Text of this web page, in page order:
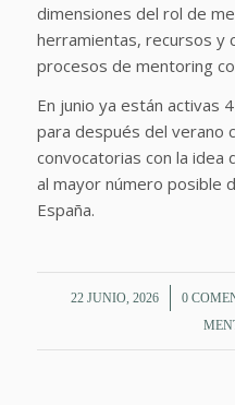
dimensiones del rol de
herramientas, recursos y
procesos de mentoring
En junio ya están activas
para después del verano
convocatorias con la idea
al mayor número posible
España.
22 JUNIO, 2026
/ 0 /